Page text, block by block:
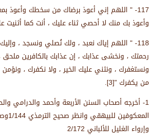
117- " اللهم إني أعوذ برضاك من سخطك وأعوذ
وأعوذ بك منك لا أحصي ثناء عليك ، أنت كما أثنيت
118- " اللهم إياك نعبد ، ولك نُصلي ونسجد ،
رحمتك ، ونخشى عذابك ، إن عذابك بالكافرين ملحق
ونستغفرك ، ونثني عليك الخير ، ولا نكفرك ،
من يكفرك "[3].
1- أخرجه أصحاب السنن الأربعة وأحمد والدرامي
وإرواء الغليل للألباني 2/172